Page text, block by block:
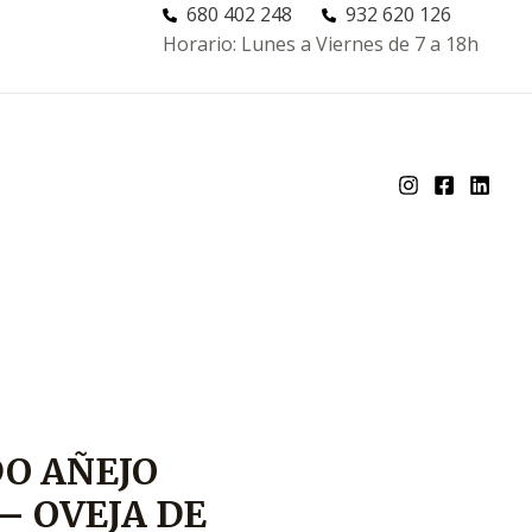
680 402 248
932 620 126
Horario: Lunes a Viernes de 7 a 18h
AÑEJO
OVEJA DE